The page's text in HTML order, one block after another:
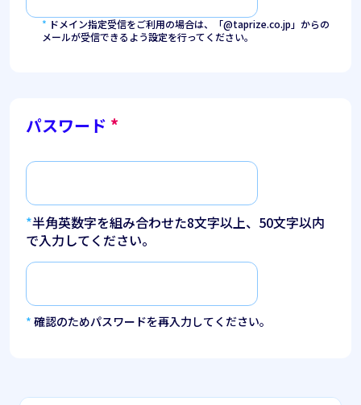
* ドメイン指定受信をご利用の場合は、「@taprize.co.jp」からの
メールが受信できるよう設定を行ってください。
パスワード *
*半角英数字を組み合わせた8文字以上、50文字以内
で入力してください。
* 確認のためパスワードを再入力してください。